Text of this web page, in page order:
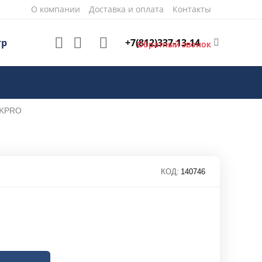
О компании Доставка и оплата Контакты
+7(812)337-13-14
Обратный звонок
КОД: 140746